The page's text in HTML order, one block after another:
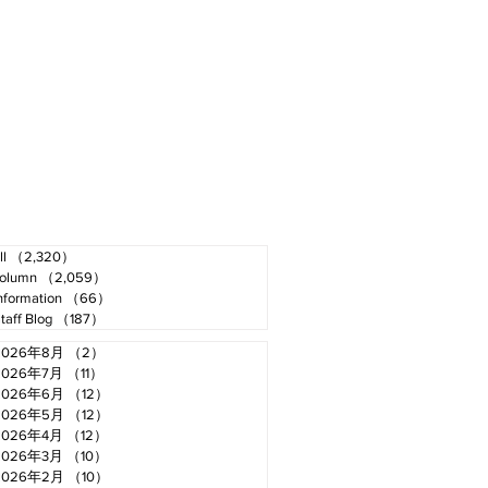
（2,320）
（2,059）
（66）
Blog
（187）
年8月 （2）
年7月
（11）
年6月
（12）
年5月
（12）
年4月
（12）
年3月
（10）
年2月
（10）